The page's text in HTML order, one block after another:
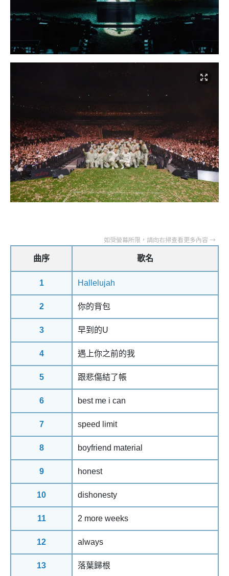
曲序 歌名
1 Hallelujah
2 你的背包
3 早到的U
4 遇上你之前的我
5 跟悲傷結了帳
6 best me i can
7 speed limit
8 boyfriend material
9 honest
10 dishonesty
11 2 more weeks
12 always
13 落葉歸根